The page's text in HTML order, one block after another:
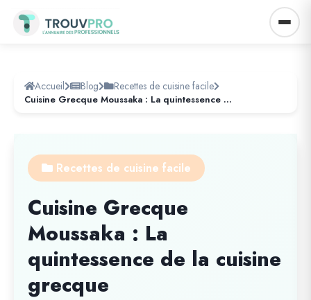
Accueil Blog Recettes de cuisine facile
Cuisine Grecque Moussaka : La quintessence de la cuisine grecque
Recettes de cuisine facile
Cuisine Grecque
Moussaka : La
quintessence de la cuisine
grecque